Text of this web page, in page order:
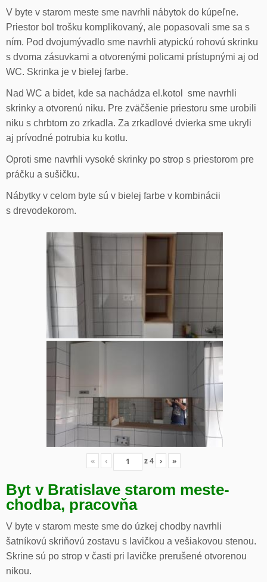
V byte v starom meste sme navrhli nábytok do kúpeľne.
Priestor bol trošku komplikovaný, ale popasovali sme sa s
ním. Pod dvojumývadlo sme navrhli atypickú rohovú skrinku
s dvoma zásuvkami a otvorenými policami prístupnými aj od
WC. Skrinka je v bielej farbe.
Nad WC a bidet, kde sa nachádza el.kotol sme navrhli
skrinky a otvorenú niku. Pre zväčšenie priestoru sme urobili
niku s chrbtom zo zrkadla. Za zrkadlové dvierka sme ukryli
aj prívodné potrubia ku kotlu.
Oproti sme navrhli vysoké skrinky po strop s priestorom pre
práčku a sušičku.
Nábytky v celom byte sú v bielej farbe v kombinácii
s drevodekorom.
« ‹ z4 › »
Byt v Bratislave starom meste-
chodba, pracovňa
V byte v starom meste sme do úzkej chodby navrhli
šatníkovú skriňovú zostavu s lavičkou a vešiakovou stenou.
Skrine sú po strop v časti pri lavičke prerušené otvorenou
nikou.